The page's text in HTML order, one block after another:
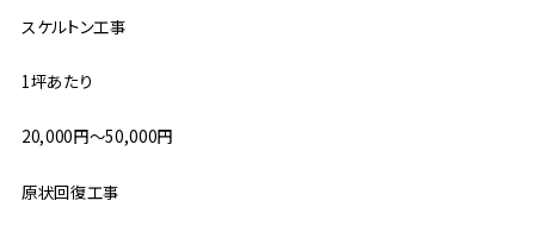
スケルトン工事
1坪あたり
20,000円〜50,000円
原状回復工事